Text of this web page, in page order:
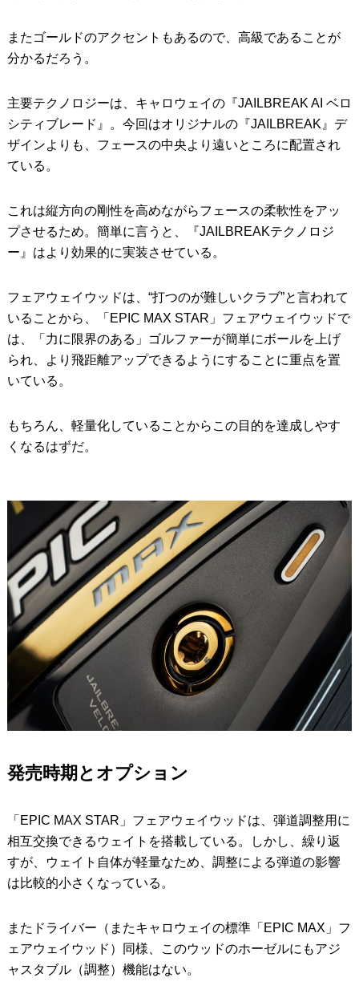
またゴールドのアクセントもあるので、高級であることが
分かるだろう。
主要テクノロジーは、キャロウェイの『JAILBREAK AI ベロ
シティブレード』。今回はオリジナルの『JAILBREAK』デ
ザインよりも、フェースの中央より遠いところに配置され
ている。
これは縦方向の剛性を高めながらフェースの柔軟性をアッ
プさせるため。簡単に言うと、『JAILBREAKテクノロジ
ー』はより効果的に実装させている。
フェアウェイウッドは、“打つのが難しいクラブ”と言われて
いることから、「EPIC MAX STAR」フェアウェイウッドで
は、「力に限界のある」ゴルファーが簡単にボールを上げ
られ、より飛距離アップできるようにすることに重点を置
いている。
もちろん、軽量化していることからこの目的を達成しやす
くなるはずだ。
発売時期とオプション
「EPIC MAX STAR」フェアウェイウッドは、弾道調整用に
相互交換できるウェイトを搭載している。しかし、繰り返
すが、ウェイト自体が軽量なため、調整による弾道の影響
は比較的小さくなっている。
またドライバー（またキャロウェイの標準「EPIC MAX」フ
ェアウェイウッド）同様、このウッドのホーゼルにもアジ
ャスタブル（調整）機能はない。